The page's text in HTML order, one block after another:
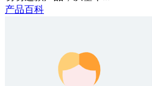
产品百科